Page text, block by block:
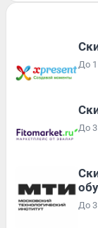
До
До
До